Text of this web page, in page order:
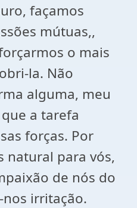
façamos
mútuas,,
o mais
la. Não
alguma, meu
a tarefa
forças. Por
natural para vós,
de nós do
irritação.